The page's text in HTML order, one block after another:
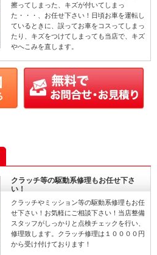
擦ってしまった、キズが付いてしまっ
た・・・、お任せ下さい！日頃お車を運転し
ているときに、誤ってお車をコスってしまっ
たり、キズをつけてしまっても当店で、キズ
やへこみを直します。
クラッチ等の駆動系修理もお任せ下さ
い！
クラッチやミッション等の駆動系修理もお任
せ下さい！お気軽にご相談下さい！当店整備
スタッフがしっかりと点検チェックを行い、
修理致します。クラッチ修理は１００００円
から受け付けております！